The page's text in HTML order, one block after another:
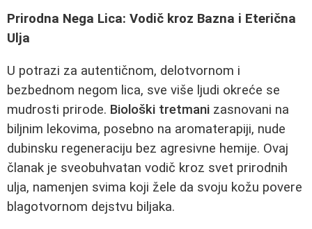
Prirodna Nega Lica: Vodič kroz Bazna i Eterična
Ulja
U potrazi za autentičnom, delotvornom i
bezbednom negom lica, sve više ljudi okreće se
mudrosti prirode. Biološki tretmani zasnovani na
biljnim lekovima, posebno na aromaterapiji, nude
dubinsku regeneraciju bez agresivne hemije. Ovaj
članak je sveobuhvatan vodič kroz svet prirodnih
ulja, namenjen svima koji žele da svoju kožu povere
blagotvornom dejstvu biljaka.